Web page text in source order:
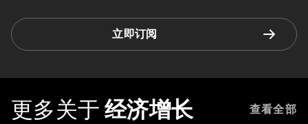
立即订阅
更多关于 经济增长 查看全部